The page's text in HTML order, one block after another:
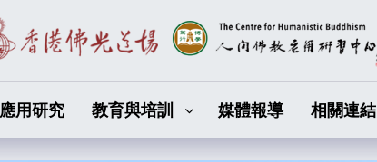
應用研究 教育與培訓 媒體報導 相關連結